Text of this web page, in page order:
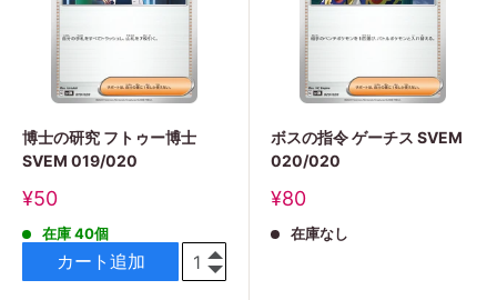
博士の研究 フトゥー博士
SVEM 019/020
販
価
¥50
在庫 40個
カート追加
ボスの指令 ゲーチス SVEM
020/020
販
価
¥80
在庫なし